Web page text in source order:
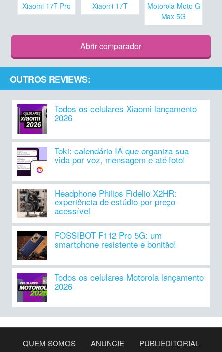
Xiaomi 17T Pro Xiaomi 17T
Motorola Moto G
Max 5G
Abrir comparador
OUTROS REVIEWS:
Todos os celulares Xiaomi lançamento
2026
Toki: calendário IA que organiza sua
vida por voz, mensagem e até foto!
Headphone Philips Fidelio X2HR:
experiência de estúdio por preço
acessível
FOSSIBOT F112 Pro 5G: um
smartphone resistente e bonitão!
Todos os celulares Motorola lançamento
2026
QUEM SOMOS ANUNCIE PUBLIEDITORIAL